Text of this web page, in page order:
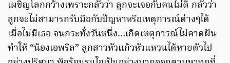
เผชิญโลกกว้างเพราะกลัวว่า ลูกจะเจอกับคนไม่ดี กลัวว่า
ลูกจะไม่สามารถรับมือกับปัญหาหรือเหตุการณ์ต่างๆได้
เมื่อไม่มีเธอ จนกระทั่งวันหนึ่ง…เกิดเหตุการณ์ไม่คาดฝัน
ทำให้ “น้องเอพริล” ลูกสาวหัวแก้วหัวแหวนได้หายตัวไป